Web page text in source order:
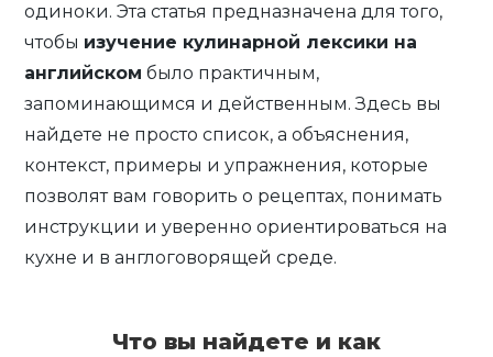
одиноки. Эта статья предназначена для того,
чтобы изучение кулинарной лексики на
английском было практичным,
запоминающимся и действенным. Здесь вы
найдете не просто список, а объяснения,
контекст, примеры и упражнения, которые
позволят вам говорить о рецептах, понимать
инструкции и уверенно ориентироваться на
кухне и в англоговорящей среде.
Что вы найдете и как